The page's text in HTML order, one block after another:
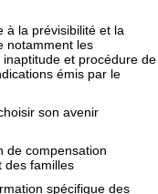
à la prévisibilité et la
notamment les
et procédure de
émis par le
son avenir
de compensation
des familles
spécifique des